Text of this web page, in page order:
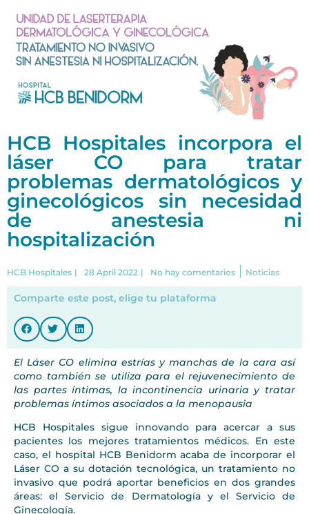
HCB Hospitales incorpora el
láser CO para tratar
problemas dermatológicos y
ginecológicos sin necesidad
de anestesia ni
hospitalización
HCB Hospitales | 28 April 2022 | No hay comentarios Noticias
Comparte este post, elige tu plataforma
El Láser CO elimina estrías y manchas de la cara así
como también se utiliza para el rejuvenecimiento de
las partes íntimas, la incontinencia urinaria y tratar
problemas íntimos asociados a la menopausia
HCB Hospitales sigue innovando para acercar a sus
pacientes los mejores tratamientos médicos. En este
caso, el hospital HCB Benidorm acaba de incorporar el
Láser CO a su dotación tecnológica, un tratamiento no
invasivo que podrá aportar beneficios en dos grandes
áreas: el Servicio de Dermatología y el Servicio de
Ginecología.